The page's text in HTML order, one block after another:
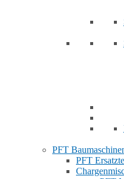
PFT
PFT